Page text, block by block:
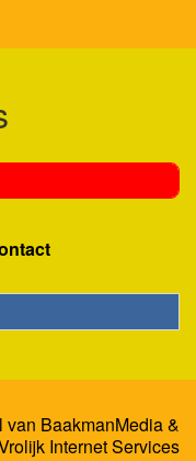
van BaakmanMedia&
Internet Services